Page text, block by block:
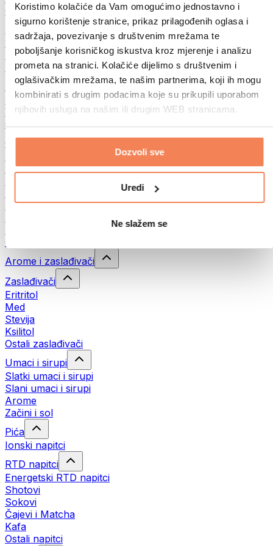
Koristimo kolačiće da Vam omogućimo jednostavno i
sigurno korištenje stranice, prikaz prilagođenih oglasa i
sadržaja, povezivanje s društvenim mrežama te
poboljšanje korisničkog iskustva kroz mjerenje i analizu
prometa na stranici. Kolačiće dijelimo s društvenim i
oglašivačkim mrežama, te našim partnerima, koji ih mogu
kombinirati s drugim podacima koje su prikupili uporabom
njihovih usluga na našim ili drugim WEB stranicama.
Dozvoli sve
Uredi
Ne slažem se
Ostalo
Maslac od oraha
100% namazi iz orašastih plodova
Slatki namazi od orašastih plodova
Proteinski namazi od orašastih plodova
Superfood
Zelena superhrana
Vlakna
Ostala superhrana
Grickalice
Suho meso
Proteinski čips
Ostali snackovi
Arome i zaslađivači
Zaslađivači
Eritritol
Med
Stevija
Ksilitol
Ostali zaslađivači
Umaci i sirupi
Slatki umaci i sirupi
Slani umaci i sirupi
Arome
Začini i sol
Pića
Ionski napitci
RTD napitci
Energetski RTD napitci
Shotovi
Sokovi
Čajevi i Matcha
Kafa
Ostali napitci